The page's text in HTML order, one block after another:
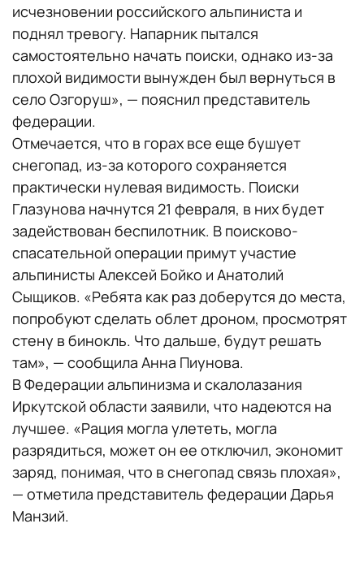
исчезновении российского альпиниста и
поднял тревогу. Напарник пытался
самостоятельно начать поиски, однако из-за
плохой видимости вынужден был вернуться в
село Озгоруш», — пояснил представитель
федерации.
Отмечается, что в горах все еще бушует
снегопад, из-за которого сохраняется
практически нулевая видимость. Поиски
Глазунова начнутся 21 февраля, в них будет
задействован беспилотник. В поисково-
спасательной операции примут участие
альпинисты Алексей Бойко и Анатолий
Сыщиков. «Ребята как раз доберутся до места,
попробуют сделать облет дроном, просмотрят
стену в бинокль. Что дальше, будут решать
там», — сообщила Анна Пиунова.
В Федерации альпинизма и скалолазания
Иркутской области заявили, что надеются на
лучшее. «Рация могла улететь, могла
разрядиться, может он ее отключил, экономит
заряд, понимая, что в снегопад связь плохая»,
— отметила представитель федерации Дарья
Манзий.